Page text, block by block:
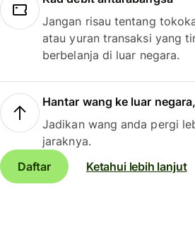
Jangan risau tentang
atau yuran transaksi yang
berbelanja di luar negara.
Hantar wang ke luar
Jadikan wang anda pergi
jaraknya.
Daftar
Ketahui lebih lanjut